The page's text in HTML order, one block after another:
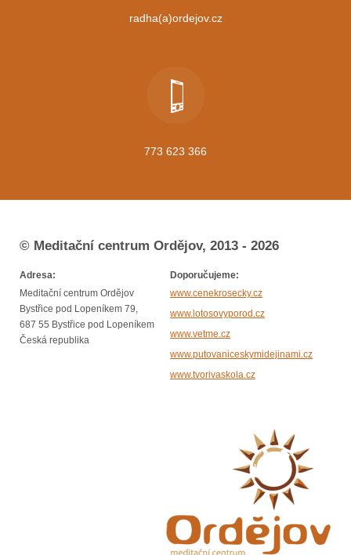
radha(a)ordejov.cz
773 623 366
© Meditační centrum Ordějov, 2013 - 2026
Adresa:
Meditační centrum Ordějov
Bystřice pod Lopeníkem 79,
687 55 Bystřice pod Lopeníkem
Česká republika
Doporučujeme:
www.cenekrosecky.cz
www.lotosovyporod.cz
www.vetme.cz
www.putovaniceskymidejinami.cz
www.tvorivaskola.cz